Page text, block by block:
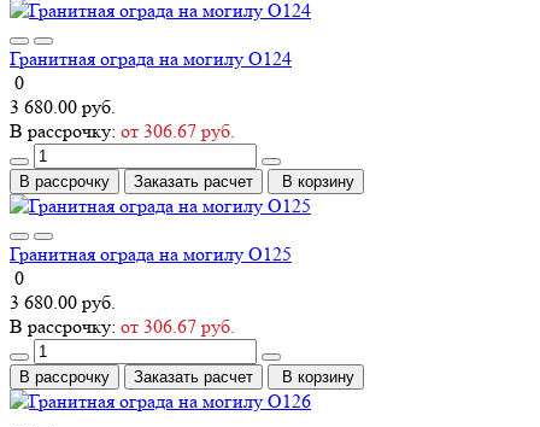
Гранитная ограда на могилу О124
0
3 680.00 руб.
В рассрочку: от 306.67 руб.
В рассрочку Заказать расчет В корзину
Гранитная ограда на могилу О125
0
3 680.00 руб.
В рассрочку: от 306.67 руб.
В рассрочку Заказать расчет В корзину